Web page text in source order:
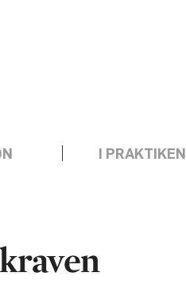
I PRAKTIKEN